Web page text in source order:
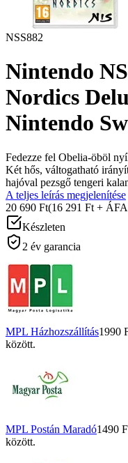
NSS882
Nintendo
Nordics
Nintendo
Fedezze fel Obelia-öböl
Két hős, váltogatható
hajóval pezsgő tengeri
A teljes leírás megjelenítése
20 690 Ft(16 291 Ft +
Készleten
2 év garancia
MPL Házhozszállítás1990
között.
MPL Postán Maradó1490
között.